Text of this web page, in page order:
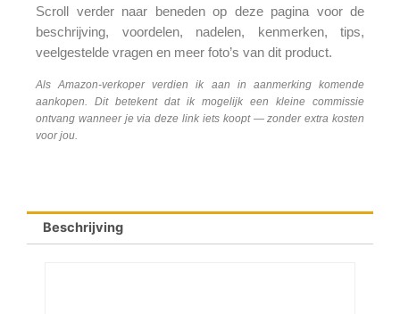
Scroll verder naar beneden op deze pagina voor de
beschrijving, voordelen, nadelen, kenmerken, tips,
veelgestelde vragen en meer foto’s van dit product.
Als Amazon-verkoper verdien ik aan in aanmerking komende
aankopen. Dit betekent dat ik mogelijk een kleine commissie
ontvang wanneer je via deze link iets koopt — zonder extra kosten
voor jou.
Beschrijving